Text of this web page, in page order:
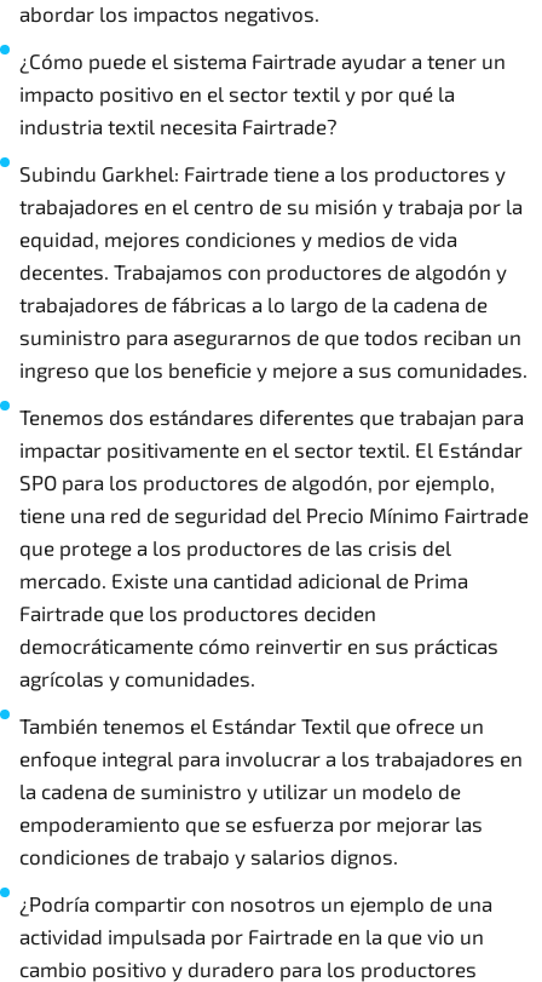
abordar los impactos negativos.
¿Cómo puede el sistema Fairtrade ayudar a tener un
impacto positivo en el sector textil y por qué la
industria textil necesita Fairtrade?
Subindu Garkhel: Fairtrade tiene a los productores y
trabajadores en el centro de su misión y trabaja por la
equidad, mejores condiciones y medios de vida
decentes. Trabajamos con productores de algodón y
trabajadores de fábricas a lo largo de la cadena de
suministro para asegurarnos de que todos reciban un
ingreso que los beneficie y mejore a sus comunidades.
Tenemos dos estándares diferentes que trabajan para
impactar positivamente en el sector textil. El Estándar
SPO para los productores de algodón, por ejemplo,
tiene una red de seguridad del Precio Mínimo Fairtrade
que protege a los productores de las crisis del
mercado. Existe una cantidad adicional de Prima
Fairtrade que los productores deciden
democráticamente cómo reinvertir en sus prácticas
agrícolas y comunidades.
También tenemos el Estándar Textil que ofrece un
enfoque integral para involucrar a los trabajadores en
la cadena de suministro y utilizar un modelo de
empoderamiento que se esfuerza por mejorar las
condiciones de trabajo y salarios dignos.
¿Podría compartir con nosotros un ejemplo de una
actividad impulsada por Fairtrade en la que vio un
cambio positivo y duradero para los productores